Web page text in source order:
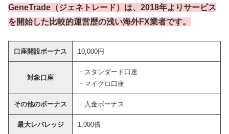
GeneTrade（ジェネトレード）は、2018年よりサービス
を開始した比較的運営歴の浅い海外FX業者です。
口座開設ボーナス 10,000円
対象口座
・スタンダード口座
・マイクロ口座
その他のボーナス ・入金ボーナス
最大レバレッジ 1,000倍